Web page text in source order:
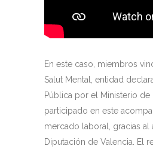
En este caso, miembros
Salut Mental, entidad
Pública por el Ministerio de
participado en este
mercado laboral, gracias al
Diputación de Valencia. El